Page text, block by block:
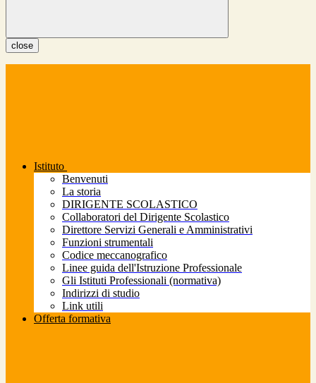
close
Istituto
Benvenuti
La storia
DIRIGENTE SCOLASTICO
Collaboratori del Dirigente Scolastico
Direttore Servizi Generali e Amministrativi
Funzioni strumentali
Codice meccanografico
Linee guida dell'Istruzione Professionale
Gli Istituti Professionali (normativa)
Indirizzi di studio
Link utili
Offerta formativa